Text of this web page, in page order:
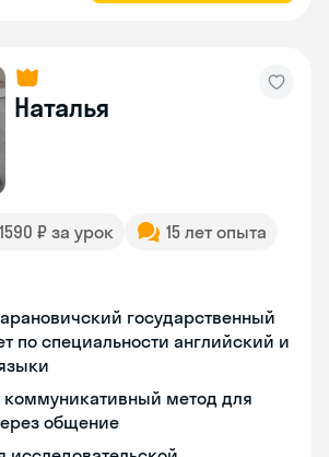
Наталья
₽ за урок
15 лет опыта
государственный
по специальности английский и
коммуникативный метод для
общение